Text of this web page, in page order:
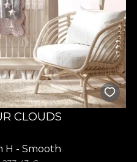
CLOUDS
H - Smooth